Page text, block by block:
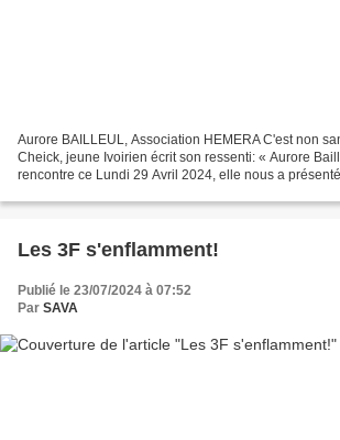
Aurore BAILLEUL, Association HEMERA C'est non
Cheick, jeune Ivoirien écrit son ressenti: « Aurore
rencontre ce Lundi 29 Avril 2024, elle nous a
Les 3F s'enflamment!
Publié le 23/07/2024 à 07:52
Par SAVA